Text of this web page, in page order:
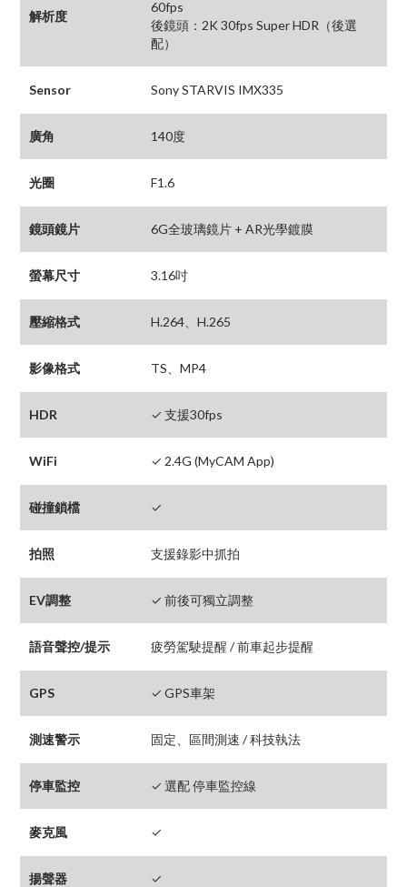
解析度
60fps
後鏡頭：2K 30fps Super HDR（後選
配）
Sensor Sony STARVIS IMX335
廣角 140度
光圈 F1.6
鏡頭鏡片 6G全玻璃鏡片 + AR光學鍍膜
螢幕尺寸 3.16吋
壓縮格式 H.264、H.265
影像格式 TS、MP4
HDR ✓ 支援30fps
WiFi ✓ 2.4G (MyCAM App)
碰撞鎖檔 ✓
拍照 支援錄影中抓拍
EV調整 ✓ 前後可獨立調整
語音聲控/提示 疲勞駕駛提醒 / 前車起步提醒
GPS ✓ GPS車架
測速警示 固定、區間測速 / 科技執法
停車監控 ✓ 選配 停車監控線
麥克風 ✓
揚聲器 ✓